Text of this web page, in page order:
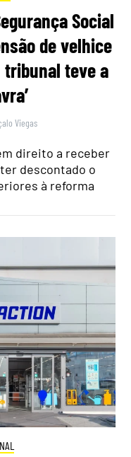
Social
de velhice
teve a
Viegas
direito a receber
descontado o
à reforma